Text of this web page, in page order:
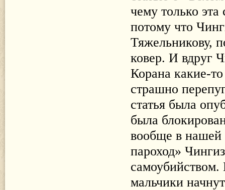
чему только
потому что
Тяжельникову,
ковер. И вдруг
Корана какие-
страшно
статья была
была
вообще в нашей
пароход»
самоубийством.
мальчики